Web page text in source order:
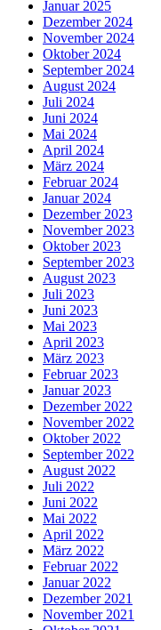
Januar 2025
Dezember 2024
November 2024
Oktober 2024
September 2024
August 2024
Juli 2024
Juni 2024
Mai 2024
April 2024
März 2024
Februar 2024
Januar 2024
Dezember 2023
November 2023
Oktober 2023
September 2023
August 2023
Juli 2023
Juni 2023
Mai 2023
April 2023
März 2023
Februar 2023
Januar 2023
Dezember 2022
November 2022
Oktober 2022
September 2022
August 2022
Juli 2022
Juni 2022
Mai 2022
April 2022
März 2022
Februar 2022
Januar 2022
Dezember 2021
November 2021